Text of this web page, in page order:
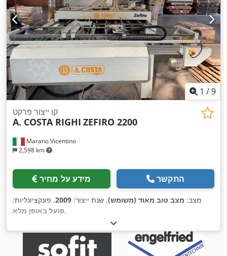
1 /9
Marano Vicentino
2,598 km
קו ייצור פרקט
A. COSTA RIGHI ZEFIRO 2200
מידע על מחיר התקשר
מצב: מצב טוב מאוד (משומש), שנת ייצור: 2009, פונקציונליות:
פועל באופן מלא,